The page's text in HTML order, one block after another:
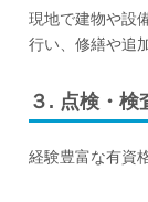
現地で建物や設
行い、修繕や追
３. 点検・検
経験豊富な有資